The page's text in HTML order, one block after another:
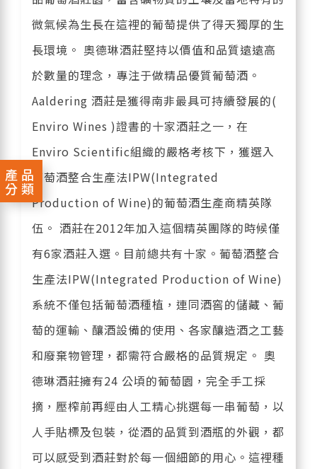
產品
分類
微氣候為生長在這裡的葡萄提供了得天獨厚的生
長環境。 奧德琳酒莊堅持以價值和品質遠遠高
於數量的理念，專注于做精品優質葡萄酒。
Aaldering 酒莊是獲得南非最具可持續發展的(
Enviro Wines )證書的十家酒莊之一，在
Enviro Scientific組織的嚴格考核下，獲選入
葡萄酒整合生產法IPW(Integrated
Production of Wine)的葡萄酒生產商精英隊
伍。 酒莊在2012年加入這個精英團隊的時候僅
有6家酒莊入選。目前總共有十家。葡萄酒整合
生產法IPW(Integrated Production of Wine)
系統不僅包括葡萄酒種植，連同酒窖的儲藏、葡
萄的運輸、釀酒設備的使用、各家釀造酒之工藝
和廢棄物管理，都需符合嚴格的品質規定。 奧
德琳酒莊擁有24 公頃的葡萄園，完全手工採
摘，壓榨前再經由人工精心挑選每一串葡萄，以
人手貼標及包裝，從酒的品質到酒瓶的外觀，都
可以感受到酒莊對於每一個細節的用心。這裡種